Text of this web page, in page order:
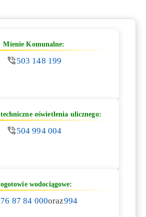
Mienie Komunalne:
503 148 199
oświetlenia ulicznego:
504 994 004
wodociągowe:
76 87 84 000oraz994